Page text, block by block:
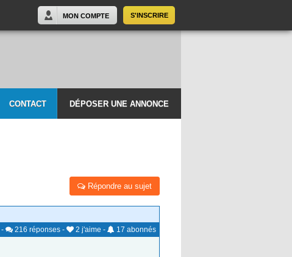
S'INSCRIRE
MON COMPTE
CONTACT DÉPOSER UNE ANNONCE
Répondre au sujet
- 216 réponses - 2 j'aime - 17 abonnés